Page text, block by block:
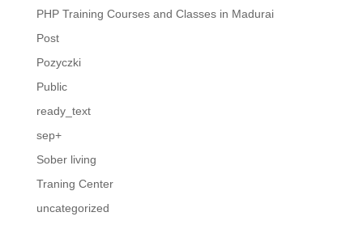
PHP Training Courses and Classes in Madurai
Post
Pozyczki
Public
ready_text
sep+
Sober living
Traning Center
uncategorized